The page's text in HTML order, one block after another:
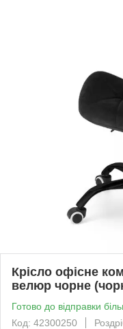
Крісло офісне
велюр чорне
Готово до відправки
Код: 42300250